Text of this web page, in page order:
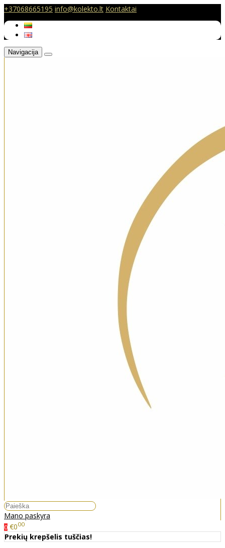
+37068665195 info@kolekto.lt Kontaktai
Navigacija
Mano paskyra
0 €000
Prekių krepšelis tuščias!